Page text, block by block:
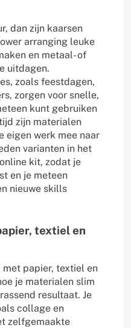
dan zijn kaarsen
arranging leuke
en metaal- of
uitdagen.
zoals feestdagen,
zorgen voor snelle,
kunt gebruiken
zijn materialen
eigen werk mee naar
varianten in het
kit, zodat je
en je meteen
nieuwe skills
textiel en
met papier, textiel en
je materialen slim
resultaat. Je
collage en
zelfgemaakte